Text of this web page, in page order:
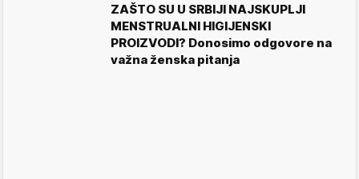
ZAŠTO SU U SRBIJI NAJSKUPLJI
MENSTRUALNI HIGIJENSKI
PROIZVODI? Donosimo odgovore na
važna ženska pitanja